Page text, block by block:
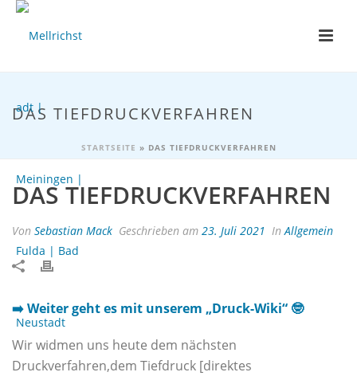
DAS TIEFDRUCKVERFAHREN
STARTSEITE » DAS TIEFDRUCKVERFAHREN
DAS TIEFDRUCKVERFAHREN
Von Sebastian Mack Geschrieben am 23. Juli 2021 InAllgemein
➡️ Weiter geht es mit unserem „Druck-Wiki“ 🤓
Wir widmen uns heute dem nächsten
Druckverfahren,dem Tiefdruck [direktes